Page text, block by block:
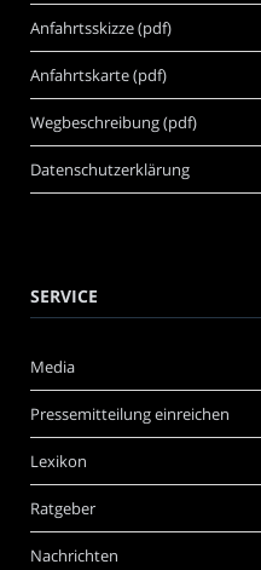
Anfahrtsskizze (pdf)
Anfahrtskarte (pdf)
Wegbeschreibung (pdf)
Datenschutzerklärung
SERVICE
Media
Pressemitteilung einreichen
Lexikon
Ratgeber
Nachrichten